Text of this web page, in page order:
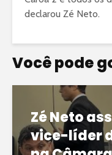
declarou Zé Neto.
Você pode
Zé Neto
vice-líder